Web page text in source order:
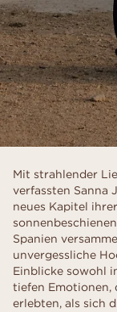
Mit strahlender
verfassten Sanna
neues Kapitel
Spanien
unvergessliche
Einblicke sowohl
tiefen Emotionen,
erlebten, als sich